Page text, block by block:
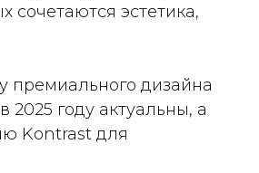
сочетаются эстетика,
премиального дизайна
2025 году актуальны, а
Kontrast для